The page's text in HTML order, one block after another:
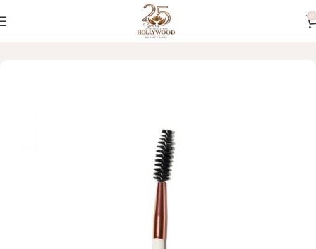
0
OBRVE I TREPAVICE